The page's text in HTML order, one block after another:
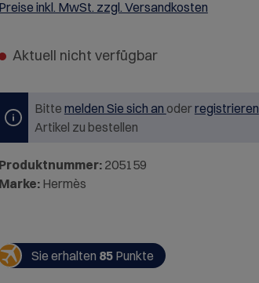
Preise inkl. MwSt. zzgl. Versandkosten
Aktuell nicht verfügbar
Bitte melden Sie sich an oderregistrieren
Artikel zu bestellen
Produktnummer: 205159
Marke: Hermès
Sie erhalten 85 Punkte